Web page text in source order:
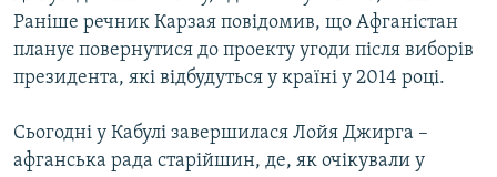
Раніше речник Карзая повідомив, що Афганістан
планує повернутися до проекту угоди після виборів
президента, які відбудуться у країні у 2014 році.
Сьогодні у Кабулі завершилася Лойя Джирга –
афганська рада старійшин, де, як очікували у